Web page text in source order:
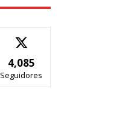
4,085
Seguidores